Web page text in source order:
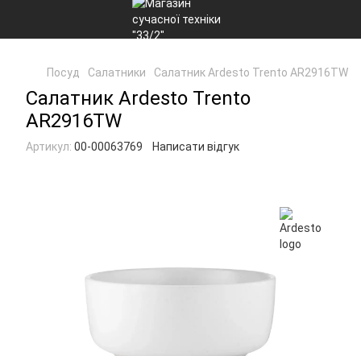
Посуд Салатники Салатник Ardesto Trento AR2916TW
Салатник Ardesto Trento
AR2916TW
Артикул: 00-00063769 Написати відгук